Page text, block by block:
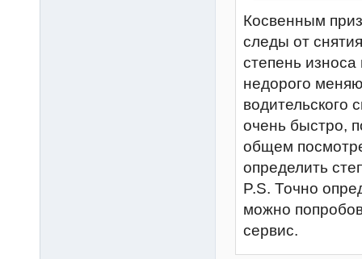
Косвенным
следы от
степень
недорого
водительского
очень быстро,
общем
определить
P.S. Точно
можно
сервис.